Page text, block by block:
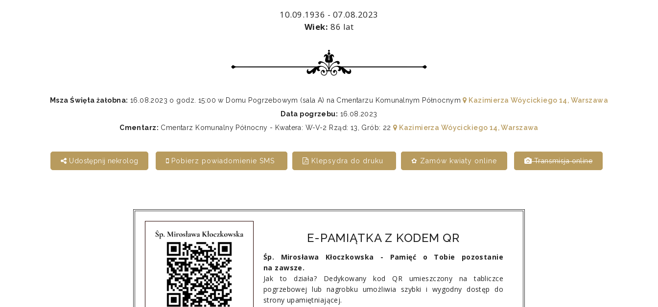
10.09.1936 - 07.08.2023
Wiek: 86 lat
Msza Święta żałobna: 16.08.2023 o godz. 15:00 w Domu Pogrzebowym (sala A) na Cmentarzu Komunalnym Północnym
Kazimierza Wóycickiego 14, Warszawa
Data pogrzebu: 16.08.2023
Cmentarz: Cmentarz Komunalny Północny - Kwatera: W-V-2 Rząd: 13, Grób: 22 Kazimierza Wóycickiego 14, Warszawa
Udostępnij nekrolog Pobierz powiadomienie SMS Klepsydra do druku ✿ Zamów kwiaty online Transmisja online
E-PAMIĄTKA Z KODEM QR
Śp. Mirosława Kłoczkowska - Pamięć o Tobie pozostanie
na zawsze.
Jak to działa? Dedykowany kod QR umieszczony na tabliczce
pogrzebowej lub nagrobku umożliwia szybki i wygodny dostęp do
strony upamiętniającej.